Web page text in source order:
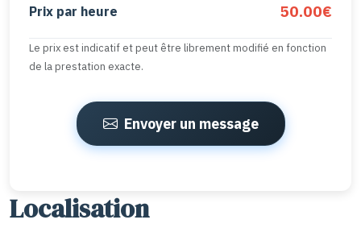
Prix par heure 50.00€
Le prix est indicatif et peut être librement modifié en fonction
de la prestation exacte.
Envoyer un message
Localisation